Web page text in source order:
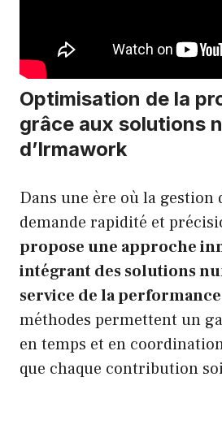
Optimisation de la
grâce aux solutions
d’Irmawork
Dans une ère où la gestion
demande rapidité et
propose une approche
intégrant des solutions
service de la
méthodes permettent un
en temps et en
que chaque contribution